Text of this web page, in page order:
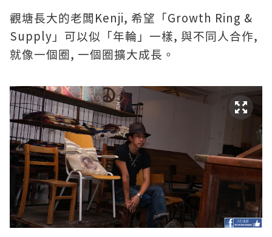
觀塘長大的老闆 Kenji, 希望「 Growth Ring &
Supply 」可以似「年輪」一樣, 與不同人合作,
就像一個圈 , 一個圈擴大成長。